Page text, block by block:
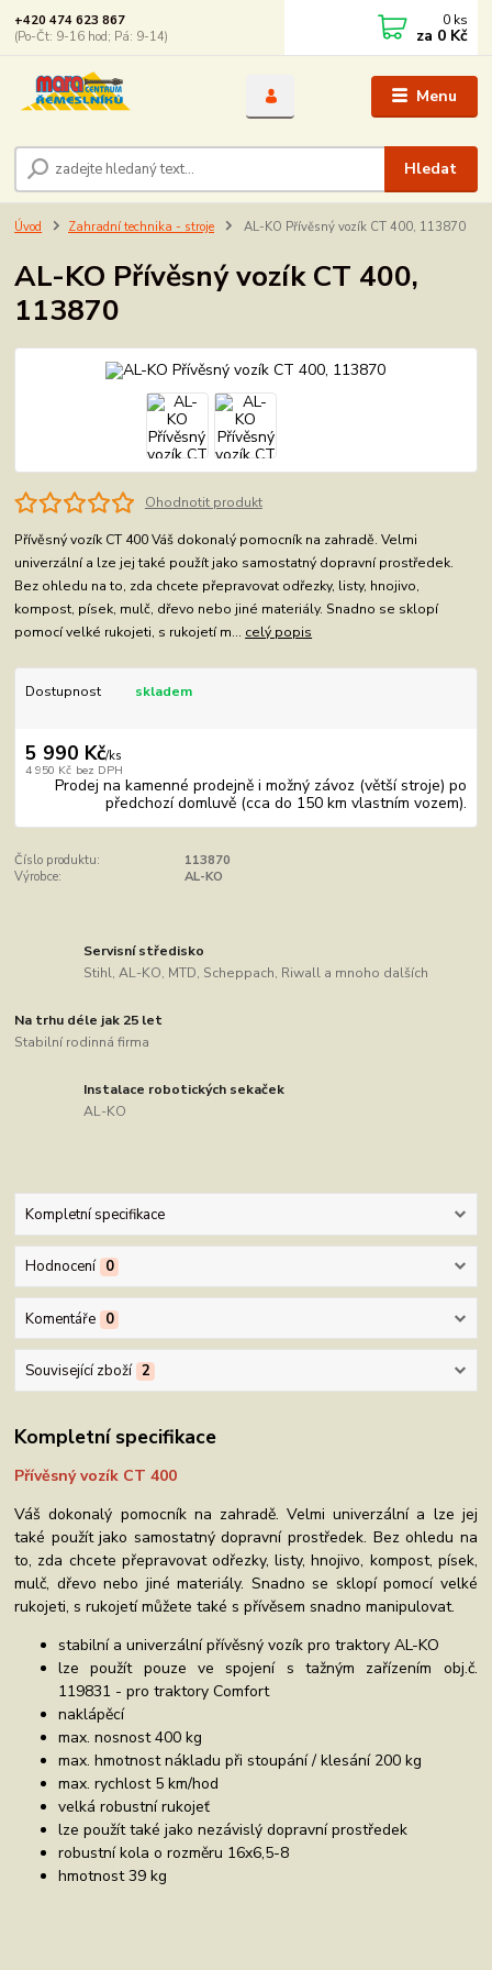
Menu
Hledat
+420 474 623 867
(Po-Čt: 9-16 hod; Pá: 9-14)
0 ks
za 0 Kč
Úvod Zahradní technika - stroje AL-KO Přívěsný vozík CT 400, 113870
AL-KO Přívěsný vozík CT 400,
113870
Ohodnotit produkt
Přívěsný vozík CT 400 Váš dokonalý pomocník na zahradě. Velmi
univerzální a lze jej také použít jako samostatný dopravní prostředek.
Bez ohledu na to, zda chcete přepravovat odřezky, listy, hnojivo,
kompost, písek, mulč, dřevo nebo jiné materiály. Snadno se sklopí
pomocí velké rukojeti, s rukojetí m... celý popis
Dostupnost skladem
5 990 Kč/ks
4 950 Kč bez DPH
Prodej na kamenné prodejně i možný závoz (větší stroje) po
předchozí domluvě (cca do 150 km vlastním vozem).
Číslo produktu:
113870
Výrobce:
AL-KO
Servisní středisko
Stihl, AL-KO, MTD, Scheppach, Riwall a mnoho dalších
Na trhu déle jak 25 let
Stabilní rodinná firma
Instalace robotických sekaček
AL-KO
Kompletní specifikace
Hodnocení 0
Komentáře 0
Související zboží 2
Kompletní specifikace
Přívěsný vozík CT 400
Váš dokonalý pomocník na zahradě. Velmi univerzální a lze jej
také použít jako samostatný dopravní prostředek. Bez ohledu na
to, zda chcete přepravovat odřezky, listy, hnojivo, kompost, písek,
mulč, dřevo nebo jiné materiály. Snadno se sklopí pomocí velké
rukojeti, s rukojetí můžete také s přívěsem snadno manipulovat.
stabilní a univerzální přívěsný vozík pro traktory AL-KO
lze použít pouze ve spojení s tažným zařízením obj.č.
119831 - pro traktory Comfort
naklápěcí
max. nosnost 400 kg
max. hmotnost nákladu při stoupání / klesání 200 kg
max. rychlost 5 km/hod
velká robustní rukojeť
lze použít také jako nezávislý dopravní prostředek
robustní kola o rozměru 16x6,5-8
hmotnost 39 kg